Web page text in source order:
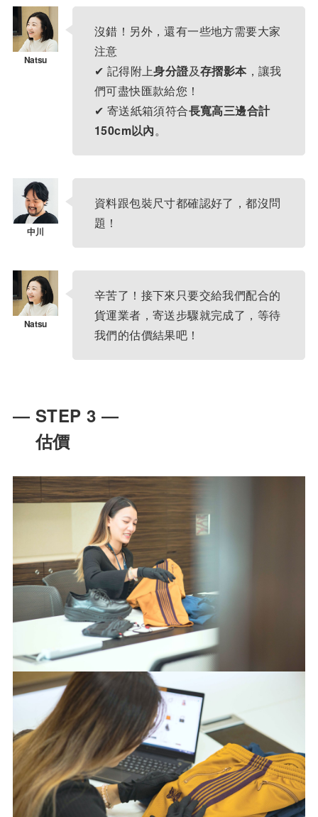
沒錯！另外，還有一些地方需要大家
注意
✔ 記得附上身分證及存摺影本，讓我
們可盡快匯款給您！
✔ 寄送紙箱須符合長寬高三邊合計
150cm以內。
資料跟包裝尺寸都確認好了，都沒問
題！
辛苦了！接下來只要交給我們配合的
貨運業者，寄送步驟就完成了，等待
我們的估價結果吧！
― STEP 3 ―
估價